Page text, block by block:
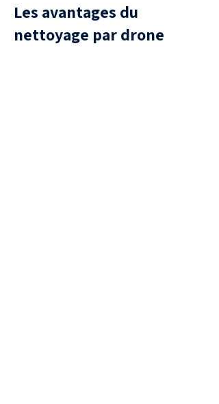
Les avantages du
nettoyage par drone